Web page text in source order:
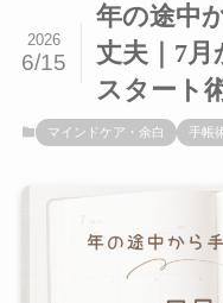
年の途中
丈夫｜7
スタート
2026
6/15
マインドケア・余白 手帳